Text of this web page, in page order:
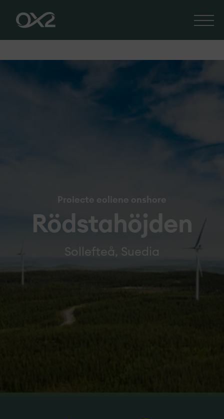
Proiecte eoliene onshore
Rödstahöjden
Sollefteå, Suedia